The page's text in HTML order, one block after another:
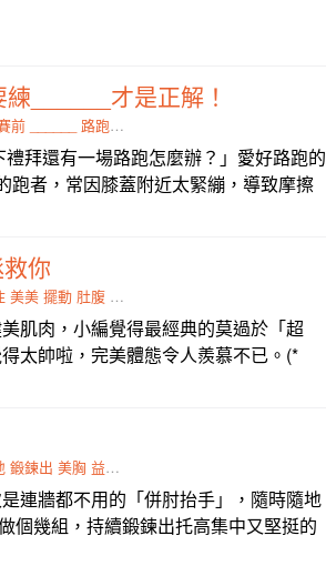
______才是正解！
前 路跑 橋式
禮拜還有一場路跑怎麼辦？」愛好路跑的
跑者，常因膝蓋附近太緊繃，導致摩擦
你
美美 擺動 肚腹 飛翔
肌肉，小編覺得最經典的莫過於「超
太帥啦，完美體態令人羨慕不已。(*
鍛鍊出 美胸 益處
連牆都不用的「併肘抬手」，隨時隨地
幾組，持續鍛鍊出托高集中又堅挺的